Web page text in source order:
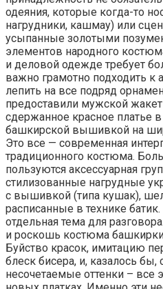
одеяния, которые когда-то
нагрудники, кашмау) или
усыпанные золотыми
элементов народного
и деловой одежде требует
важно грамотно подходить к
лепить на все подряд
предоставили мужской жакет
сдержанное красное платье
башкирской вышивкой на
Это все — современная
традиционного костюма.
пользуются аксессуарная
стилизованные нагрудные
с вышивкой (типа кушак),
расписанные в технике
отдельная тема для
и роскошь костюма
Буйство красок, имитацию
блеск бисера, и, казалось
несочетаемые оттенки – все